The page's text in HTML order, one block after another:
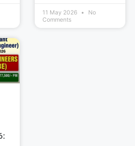
11 May 2026
No
Comments